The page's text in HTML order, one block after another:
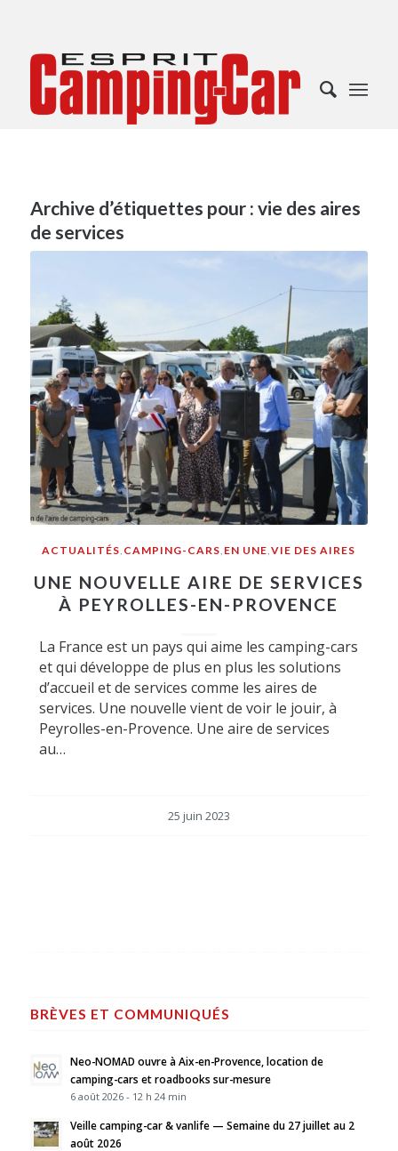
Archive d’étiquettes pour : vie des aires
de services
ACTUALITÉS CAMPING-CARS EN UNE ,VIE DES AIRES
UNE NOUVELLE AIRE DE SERVICES
À PEYROLLES-EN-PROVENCE
La France est un pays qui aime les camping-cars
et qui développe de plus en plus les solutions
d’accueil et de services comme les aires de
services. Une nouvelle vient de voir le jouir, à
Peyrolles-en-Provence. Une aire de services
au…
25 juin 2023
BRÈVES ET COMMUNIQUÉS
Neo-NOMAD ouvre à Aix-en-Provence, location de
camping-cars et roadbooks sur-mesure
6 août 2026 - 12 h 24 min
Veille camping-car & vanlife — Semaine du 27 juillet au 2
août 2026